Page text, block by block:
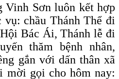
Vinh Sơn luôn kết hợp
vụ: chầu Thánh Thể đi
Bác Ái, Thánh lễ đi
thăm bệnh nhân,
gắn với dấn thân xã
gọi cho hôm nay: